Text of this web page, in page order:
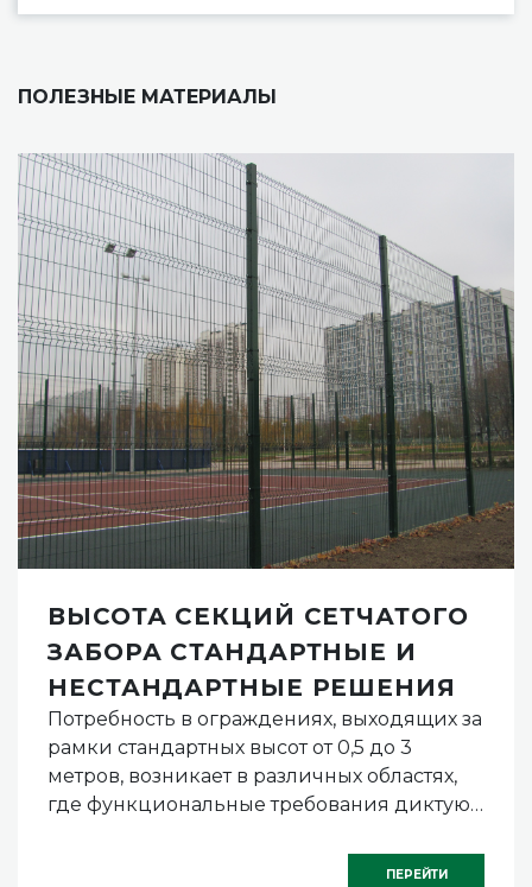
ПОЛЕЗНЫЕ МАТЕРИАЛЫ
ВЫСОТА СЕКЦИЙ СЕТЧАТОГО
ЗАБОРА СТАНДАРТНЫЕ И
НЕСТАНДАРТНЫЕ РЕШЕНИЯ
Потребность в ограждениях, выходящих за
рамки стандартных высот от 0,5 до 3
метров, возникает в различных областях,
где функциональные требования диктуют
ПЕРЕЙТИ